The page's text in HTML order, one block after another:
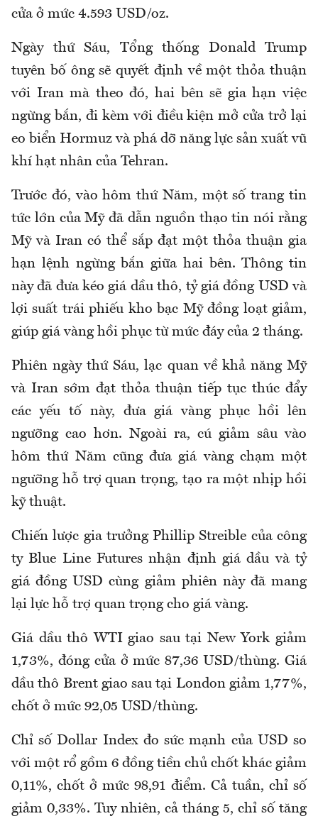
cửa ở mức 4.593 USD/oz.
Ngày thứ Sáu, Tổng thống Donald Trump
tuyên bố ông sẽ quyết định về một thỏa thuận
với Iran mà theo đó, hai bên sẽ gia hạn việc
ngừng bắn, đi kèm với điều kiện mở cửa trở lại
eo biển Hormuz và phá dỡ năng lực sản xuất vũ
khí hạt nhân của Tehran.
Trước đó, vào hôm thứ Năm, một số trang tin
tức lớn của Mỹ đã dẫn nguồn thạo tin nói rằng
Mỹ và Iran có thể sắp đạt một thỏa thuận gia
hạn lệnh ngừng bắn giữa hai bên. Thông tin
này đã đưa kéo giá dầu thô, tỷ giá đồng USD và
lợi suất trái phiếu kho bạc Mỹ đồng loạt giảm,
giúp giá vàng hồi phục từ mức đáy của 2 tháng.
Phiên ngày thứ Sáu, lạc quan về khả năng Mỹ
và Iran sớm đạt thỏa thuận tiếp tục thúc đẩy
các yếu tố này, đưa giá vàng phục hồi lên
ngưỡng cao hơn. Ngoài ra, cú giảm sâu vào
hôm thứ Năm cũng đưa giá vàng chạm một
ngưỡng hỗ trợ quan trọng, tạo ra một nhịp hồi
kỹ thuật.
Chiến lược gia trưởng Phillip Streible của công
ty Blue Line Futures nhận định giá dầu và tỷ
giá đồng USD cùng giảm phiên này đã mang
lại lực hỗ trợ quan trọng cho giá vàng.
Giá dầu thô WTI giao sau tại New York giảm
1,73%, đóng cửa ở mức 87,36 USD/thùng. Giá
dầu thô Brent giao sau tại London giảm 1,77%,
chốt ở mức 92,05 USD/thùng.
Chỉ số Dollar Index đo sức mạnh của USD so
với một rổ gồm 6 đồng tiền chủ chốt khác giảm
0,11%, chốt ở mức 98,91 điểm. Cả tuần, chỉ số
giảm 0,33%. Tuy nhiên, cả tháng 5, chỉ số tăng